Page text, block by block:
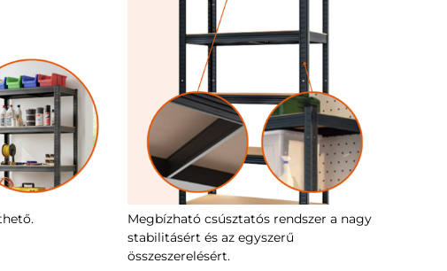
Megbízható csúsztatós rendszer a nagy
stabilitásért és az egyszerű
összeszerelésért.